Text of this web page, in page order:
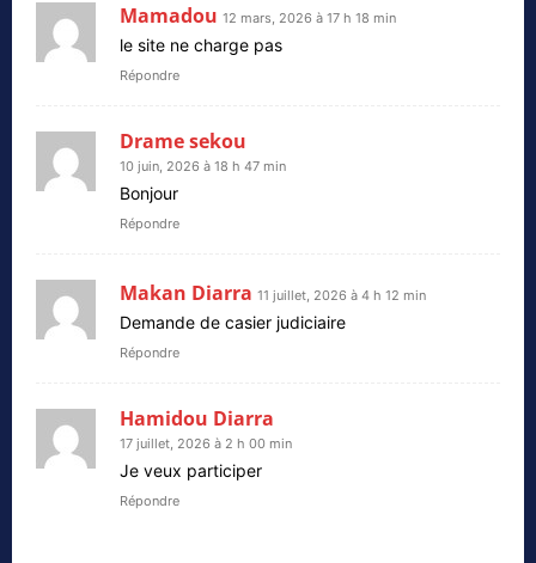
Mamadou 12 mars, 2026 à 17 h 18 min
le site ne charge pas
Répondre
Drame sekou
10 juin, 2026 à 18 h 47 min
Bonjour
Répondre
Makan Diarra 11 juillet, 2026 à 4 h 12 min
Demande de casier judiciaire
Répondre
Hamidou Diarra
17 juillet, 2026 à 2 h 00 min
Je veux participer
Répondre